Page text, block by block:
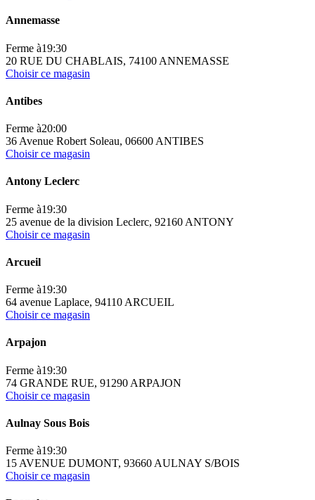
Annemasse
Ferme à19:30
20 RUE DU CHABLAIS, 74100 ANNEMASSE
Choisir ce magasin
Antibes
Ferme à20:00
36 Avenue Robert Soleau, 06600 ANTIBES
Choisir ce magasin
Antony Leclerc
Ferme à19:30
25 avenue de la division Leclerc, 92160 ANTONY
Choisir ce magasin
Arcueil
Ferme à19:30
64 avenue Laplace, 94110 ARCUEIL
Choisir ce magasin
Arpajon
Ferme à19:30
74 GRANDE RUE, 91290 ARPAJON
Choisir ce magasin
Aulnay Sous Bois
Ferme à19:30
15 AVENUE DUMONT, 93660 AULNAY S/BOIS
Choisir ce magasin